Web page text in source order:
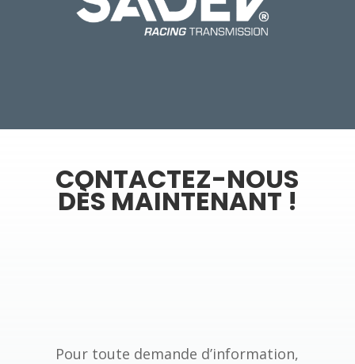
CONTACTEZ-NOUS
DÈS MAINTENANT !
Pour toute demande d’information,